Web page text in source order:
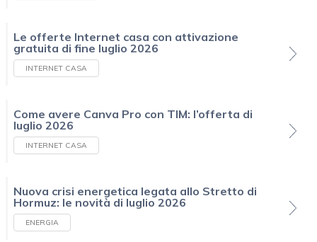
Le offerte Internet casa con attivazione
gratuita di fine luglio 2026
INTERNET CASA
Come avere Canva Pro con TIM: l’offerta di
luglio 2026
INTERNET CASA
Nuova crisi energetica legata allo Stretto di
Hormuz: le novità di luglio 2026
ENERGIA